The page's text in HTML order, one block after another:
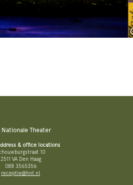
Nationale Theater
& office locations
10
2511 VA Den Haag
088 3565356
receptie@hnt.nl